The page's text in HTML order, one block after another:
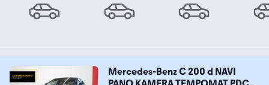
Mercedes-Benz C 200 d NAVI